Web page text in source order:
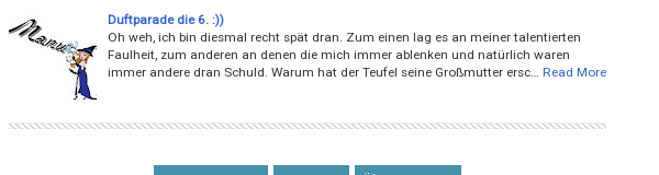
Duftparade die 6. :))
Oh weh, ich bin diesmal recht spät dran. Zum einen lag es an meiner talentierten
Faulheit, zum anderen an denen die mich immer ablenken und natürlich waren
immer andere dran Schuld. Warum hat der Teufel seine Großmutter ersc…
Read More